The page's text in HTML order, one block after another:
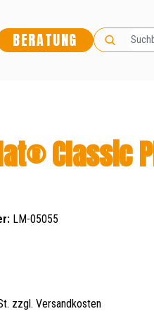
BERATUNG
Classic
LM-05055
zzgl. Versandkosten